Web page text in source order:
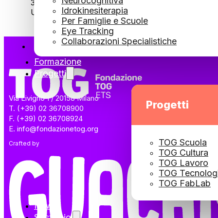
Idrokinesiterapia
Per Famiglie e Scuole
Eye Tracking
Collaborazioni Specialistiche
Formazione
Progetti
Progetti
TOG Scuola
TOG Cultura
TOG Lavoro
TOG
TOG FabLab
News
30 Giugno 2026
Una serata così è possibile solo grazie a chi
Via Livigno 1 / 20158 Milano
T. (+39) 02 36708900
F. (+39) 02 36708924
E. info@fondazionetog.org
Crafted by